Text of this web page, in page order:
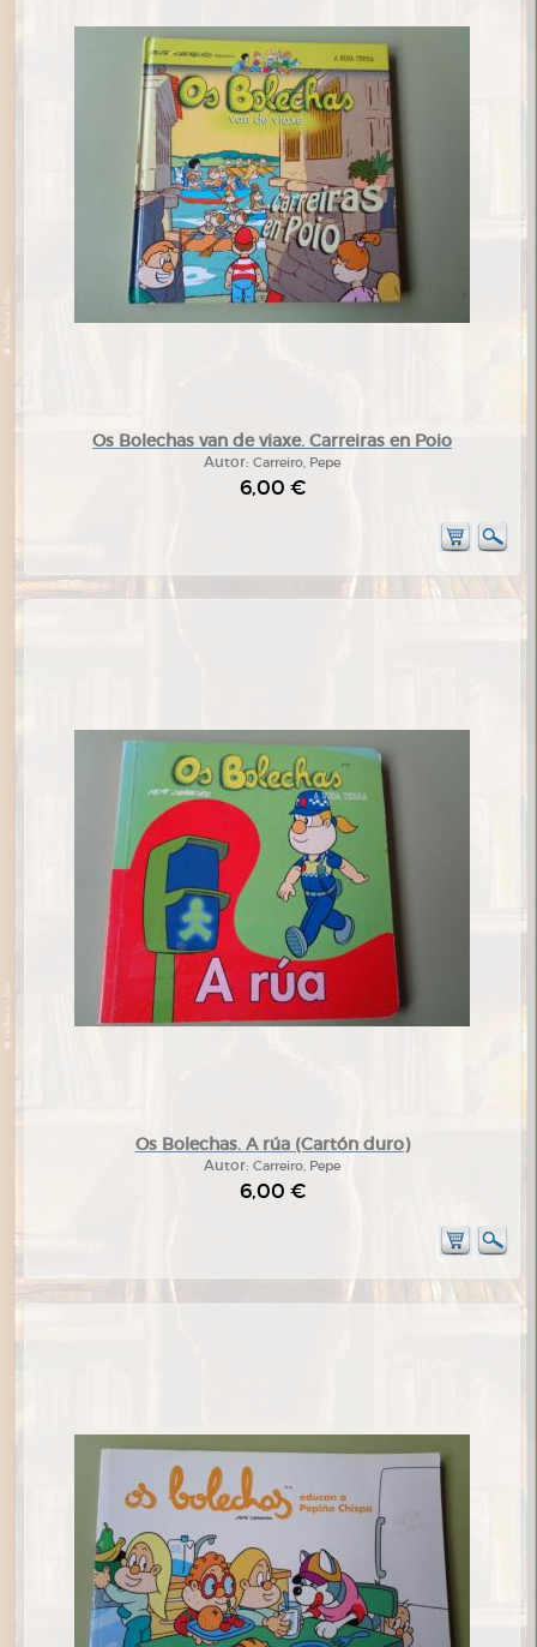
Os Bolechas van de viaxe. Carreiras en Poio
Autor: Carreiro, Pepe
6,00 €
Os Bolechas. A rúa (Cartón duro)
Autor: Carreiro, Pepe
6,00 €